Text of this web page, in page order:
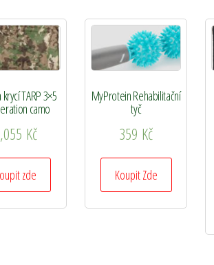
TARP 3×5
camo
Kč
zde
MyProtein Rehabilitační
tyč
359 Kč
Koupit Zde